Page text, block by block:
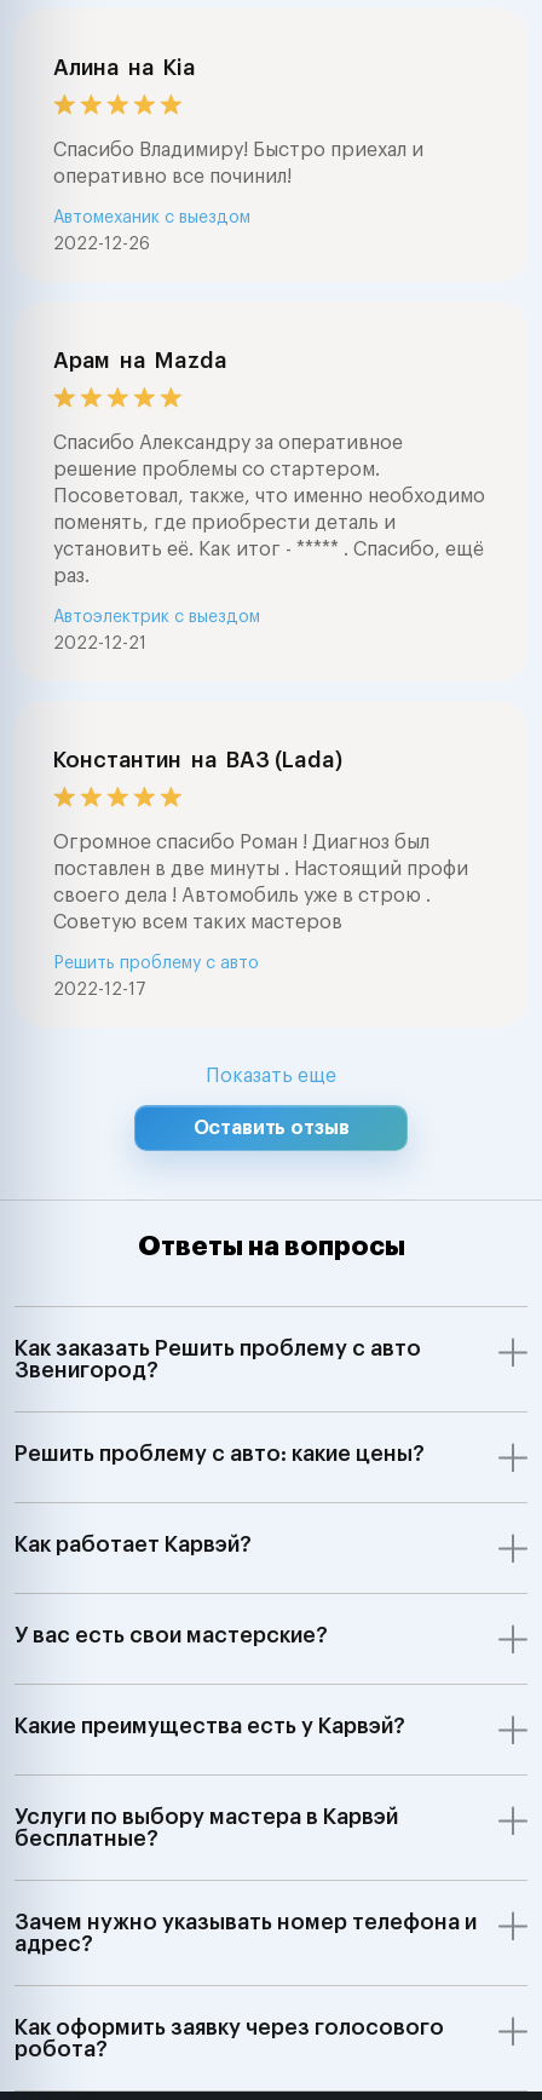
Алина на Kia
Спасибо Владимиру! Быстро приехал и
оперативно все починил!
2022-12-26
Автомеханик с выездом
Арам на Mazda
Спасибо Александру за оперативное
решение проблемы со стартером.
Посоветовал, также, что именно необходимо
поменять, где приобрести деталь и
установить её. Как итог - ***** . Спасибо, ещё
раз.
2022-12-21
Автоэлектрик с выездом
Константин на ВАЗ (Lada)
Огромное спасибо Роман ! Диагноз был
поставлен в две минуты . Настоящий профи
своего дела ! Автомобиль уже в строю .
Советую всем таких мастеров
2022-12-17
Решить проблему с авто
Показать еще
Оставить отзыв
Ответы на вопросы
Как заказать Решить проблему с авто
Звенигород?
Решить проблему с авто: какие цены?
Как работает Карвэй?
У вас есть свои мастерские?
Какие преимущества есть у Карвэй?
Услуги по выбору мастера в Карвэй
бесплатные?
Зачем нужно указывать номер телефона и
адрес?
Как оформить заявку через голосового
робота?